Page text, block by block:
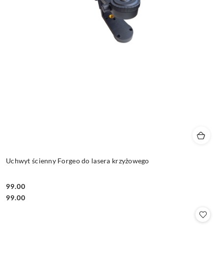
Uchwyt ścienny Forgeo do lasera krzyżowego
Cena:
99.00
Cena:
99.00